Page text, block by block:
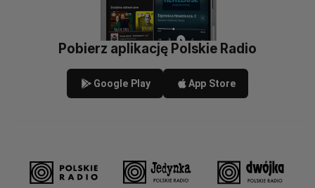
Pobierz aplikację Polskie Radio
Google Play App Store